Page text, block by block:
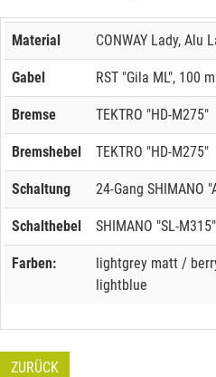
Material CONWAY Lady, Alu
Gabel RST "Gila ML", 100
Bremse TEKTRO "HD-M275"
Bremshebel TEKTRO "HD-M275"
Schaltung 24-Gang SHIMANO
Schalthebel SHIMANO "SL-M315"
Farben:
lightgrey matt /
lightblue
ZURÜCK